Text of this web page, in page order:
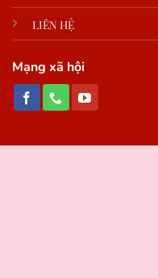
LIÊN HỆ
Mạng xã hội